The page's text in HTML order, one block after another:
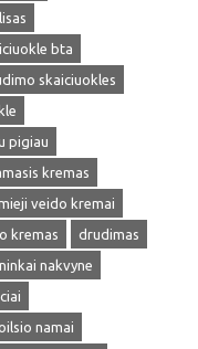
bta
skaiciuokles
pigiau
kremas
veido kremai
kremas
drudimas
nakvyne
namai